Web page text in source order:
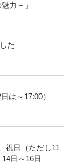
反復模様が
うな大胆奇抜
が多く見ら
合わせて、
言装束を初
力－」
た
は～17:00）
祝日（ただし11
日～16日